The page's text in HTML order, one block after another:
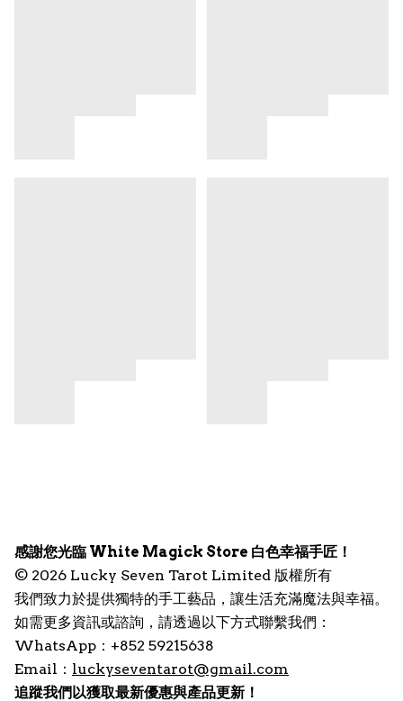
感謝您光臨 White Magick Store 白色幸福手匠！
© 2026 Lucky Seven Tarot Limited 版權所有
我們致力於提供獨特的手工藝品，讓生活充滿魔法與幸福。
如需更多資訊或諮詢，請透過以下方式聯繫我們：
WhatsApp：+852 59215638
Email： luckyseventarot@gmail.com
追蹤我們以獲取最新優惠與產品更新！